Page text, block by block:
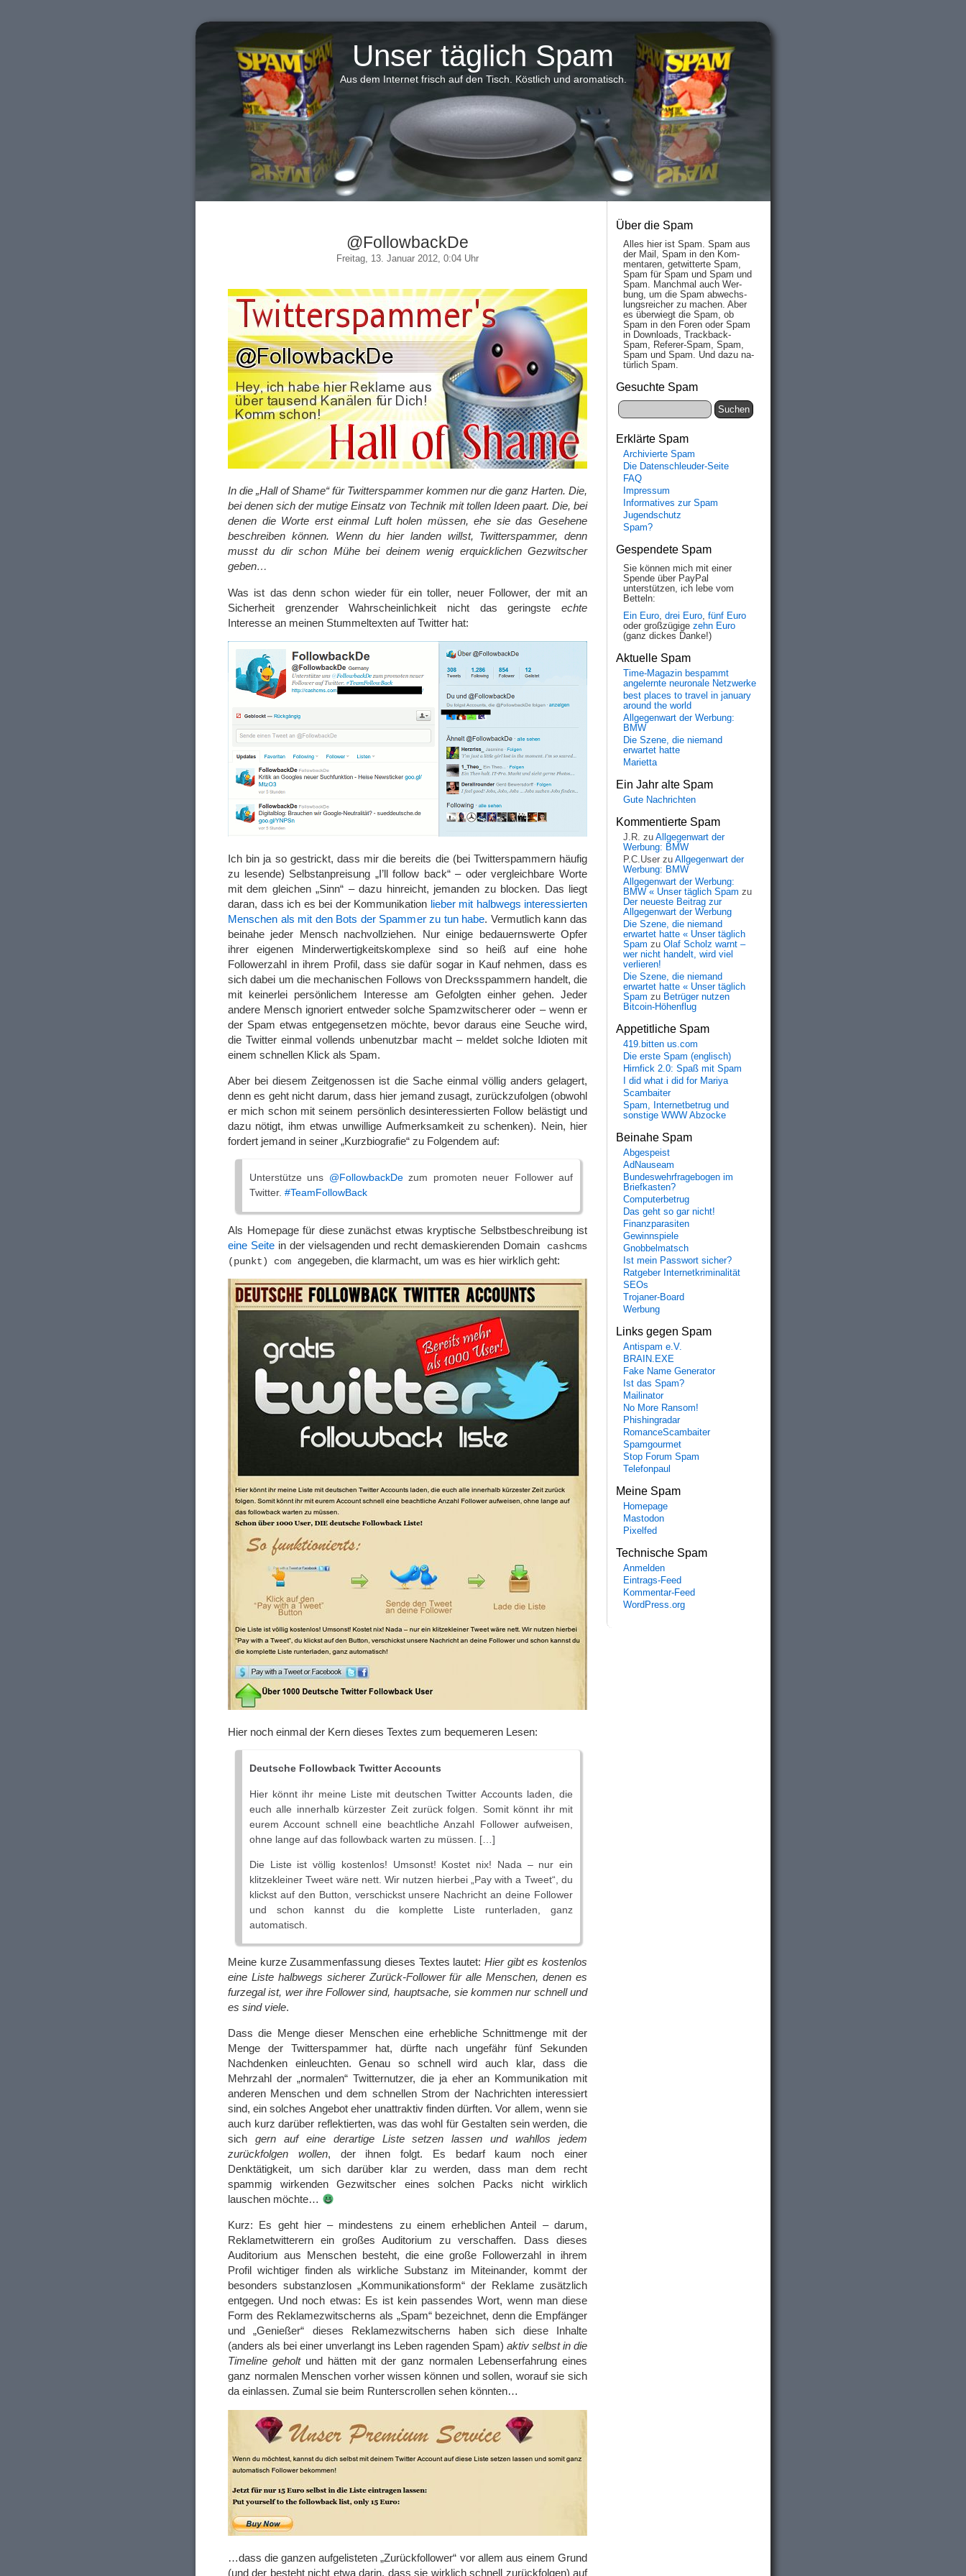
Unser täglich Spam
Aus dem Internet frisch auf den Tisch. Köstlich und aromatisch.
@FollowbackDe
Freitag, 13. Januar 2012, 0:04 Uhr
In die „Hall of Shame“ für Twitterspammer kommen nur die ganz Harten. Die,
bei denen sich der mutige Einsatz von Technik mit tollen Ideen paart. Die, bei
denen die Worte erst einmal Luft holen müssen, ehe sie das Gesehene
beschreiben können. Wenn du hier landen willst, Twitterspammer, denn
musst du dir schon Mühe bei deinem wenig erquicklichen Gezwitscher
geben…
Was ist das denn schon wieder für ein toller, neuer Follower, der mit an
Sicherheit grenzender Wahrscheinlichkeit nicht das geringste echte
Interesse an meinen Stummeltexten auf Twitter hat:
Ich bin ja so gestrickt, dass mir die bereits die (bei Twitterspammern häufig
zu lesende) Selbstanpreisung „I’ll follow back“ – oder vergleichbare Worte
mit dem gleichen „Sinn“ – dazu hinreicht, jemanden zu blocken. Das liegt
daran, dass ich es bei der Kommunikation lieber mit halbwegs interessierten
Menschen als mit den Bots der Spammer zu tun habe. Vermutlich kann das
beinahe jeder Mensch nachvollziehen. Nur einige bedauernswerte Opfer
ihrer eigenen Minderwertigkeitskomplexe sind so heiß auf eine hohe
Followerzahl in ihrem Profil, dass sie dafür sogar in Kauf nehmen, dass es
sich dabei um die mechanischen Follows von Drecksspammern handelt, die
mit keinerlei persönlichem Interesse am Gefolgten einher gehen. Jeder
andere Mensch ignoriert entweder solche Spamzwitscherer oder – wenn er
der Spam etwas entgegensetzen möchte, bevor daraus eine Seuche wird,
die Twitter einmal vollends unbenutzbar macht – meldet solche Idioten mit
einem schnellen Klick als Spam.
Aber bei diesem Zeitgenossen ist die Sache einmal völlig anders gelagert,
denn es geht nicht darum, dass hier jemand zusagt, zurückzufolgen (obwohl
er mich schon mit seinem persönlich desinteressierten Follow belästigt und
dazu nötigt, ihm etwas unwillige Aufmerksamkeit zu schenken). Nein, hier
fordert jemand in seiner „Kurzbiografie“ zu Folgendem auf:
Unterstütze uns @FollowbackDezum promoten neuer Follower auf
Twitter. #TeamFollowBack
Als Homepage für diese zunächst etwas kryptische Selbstbeschreibung ist
eine Seitein der vielsagenden und recht demaskierenden Domain
cashcms
(punkt) com angegeben, die klarmacht, um was es hier wirklich geht:
Hier noch einmal der Kern dieses Textes zum bequemeren Lesen:
Deutsche Followback Twitter Accounts
Hier könnt ihr meine Liste mit deutschen Twitter Accounts laden, die
euch alle innerhalb kürzester Zeit zurück folgen. Somit könnt ihr mit
eurem Account schnell eine beachtliche Anzahl Follower aufweisen,
ohne lange auf das followback warten zu müssen. […]
Die Liste ist völlig kostenlos! Umsonst! Kostet nix! Nada – nur ein
klitzekleiner Tweet wäre nett. Wir nutzen hierbei „Pay with a Tweet“, du
klickst auf den Button, verschickst unsere Nachricht an deine Follower
und schon kannst du die komplette Liste runterladen, ganz
automatisch.
Meine kurze Zusammenfassung dieses Textes lautet: Hier gibt es kostenlos
eine Liste halbwegs sicherer Zurück-Follower für alle Menschen, denen es
furzegal ist, wer ihre Follower sind, hauptsache, sie kommen nur schnell und
es sind viele.
Dass die Menge dieser Menschen eine erhebliche Schnittmenge mit der
Menge der Twitterspammer hat, dürfte nach ungefähr fünf Sekunden
Nachdenken einleuchten. Genau so schnell wird auch klar, dass die
Mehrzahl der „normalen“ Twitternutzer, die ja eher an Kommunikation mit
anderen Menschen und dem schnellen Strom der Nachrichten interessiert
sind, ein solches Angebot eher unattraktiv finden dürften. Vor allem, wenn sie
auch kurz darüber reflektierten, was das wohl für Gestalten sein werden, die
sich gern auf eine derartige Liste setzen lassen und wahllos jedem
zurückfolgen wollen, der ihnen folgt. Es bedarf kaum noch einer
Denktätigkeit, um sich darüber klar zu werden, dass man dem recht
spammig wirkenden Gezwitscher eines solchen Packs nicht wirklich
lauschen möchte…
Kurz: Es geht hier – mindestens zu einem erheblichen Anteil – darum,
Reklametwitterern ein großes Auditorium zu verschaffen. Dass dieses
Auditorium aus Menschen besteht, die eine große Followerzahl in ihrem
Profil wichtiger finden als wirkliche Substanz im Miteinander, kommt der
besonders substanzlosen „Kommunikationsform“ der Reklame zusätzlich
entgegen. Und noch etwas: Es ist kein passendes Wort, wenn man diese
Form des Reklamezwitscherns als „Spam“ bezeichnet, denn die Empfänger
und „Genießer“ dieses Reklamezwitscherns haben sich diese Inhalte
(anders als bei einer unverlangt ins Leben ragenden Spam) aktiv selbst in die
Timeline geholtund hätten mit der ganz normalen Lebenserfahrung eines
ganz normalen Menschen vorher wissen können und sollen, worauf sie sich
da einlassen. Zumal sie beim Runterscrollen sehen könnten…
…dass die ganzen aufgelisteten „Zurückfollower“ vor allem aus einem Grund
(und der besteht nicht etwa darin, dass sie wirklich schnell zurückfolgen) auf
Über die Spam
Alles hier ist Spam. Spam aus
der Mail, Spam in den Kom­
men­taren, ge­twit­ter­te Spam,
Spam für Spam und Spam und
Spam. Manch­mal auch Wer­
bung, um die Spam ab­wechs­
lungs­reich­er zu mach­en. Aber
es über­wiegt die Spam, ob
Spam in den Fo­ren oder Spam
in Down­loads, Track­back-
Spam, Re­fe­rer-Spam, Spam,
Spam und Spam. Und da­zu na­
tür­lich Spam.
Gesuchte Spam
Erklärte Spam
Archivierte Spam
Die Datenschleuder-Seite
FAQ
Impressum
Informatives zur Spam
Jugendschutz
Spam?
Gespendete Spam
Sie können mich mit einer
Spende über PayPal
unterstützen, ich lebe vom
Betteln:
Ein Euro, drei Euro, fünf Euro
oder großzügige zehn Euro
(ganz dickes Danke!)
Aktuelle Spam
Time-Magazin bespammt
angelernte neuronale Netzwerke
best places to travel in january
around the world
Allgegenwart der Werbung:
BMW
Die Szene, die niemand
erwartet hatte
Marietta
Ein Jahr alte Spam
Gute Nachrichten
Kommentierte Spam
J.R. zu Allgegenwart der
Werbung: BMW
P.C.User zu Allgegenwart der
Werbung: BMW
Allgegenwart der Werbung:
BMW « Unser täglich Spam zu
Der neueste Beitrag zur
Allgegenwart der Werbung
Die Szene, die niemand
erwartet hatte « Unser täglich
Spam zu Olaf Scholz warnt –
wer nicht handelt, wird viel
verlieren!
Die Szene, die niemand
erwartet hatte « Unser täglich
Spam zu Betrüger nutzen
Bitcoin-Höhenflug
Appetitliche Spam
419.bitten us.com
Die erste Spam (englisch)
Hirnfick 2.0: Spaß mit Spam
I did what i did for Mariya
Scambaiter
Spam, Internetbetrug und
sonstige WWW Abzocke
Beinahe Spam
Abgespeist
AdNauseam
Bundeswehrfragebogen im
Briefkasten?
Computerbetrug
Das geht so gar nicht!
Finanzparasiten
Gewinnspiele
Gnobbelmatsch
Ist mein Passwort sicher?
Ratgeber Internetkriminalität
SEOs
Trojaner-Board
Werbung
Links gegen Spam
Antispam e.V.
BRAIN.EXE
Fake Name Generator
Ist das Spam?
Mailinator
No More Ransom!
Phishingradar
RomanceScambaiter
Spamgourmet
Stop Forum Spam
Telefonpaul
Meine Spam
Homepage
Mastodon
Pixelfed
Technische Spam
Anmelden
Eintrags-Feed
Kommentar-Feed
WordPress.org